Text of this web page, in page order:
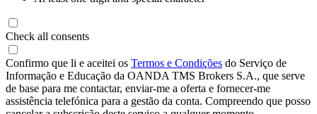
Check all consents
Confirmo que li e aceitei os Termos e Condições do Serviço de
Informação e Educação da OANDA TMS Brokers S.A., que serve
de base para me contactar, enviar-me a oferta e fornecer-me
assistência telefónica para a gestão da conta. Compreendo que posso